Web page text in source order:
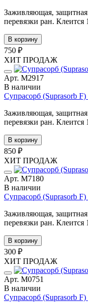
Заживляющая, защитная
перевязки ран. Клеится
В корзину
750 ₽
ХИТ ПРОДАЖ
Арт. М2917
В наличии
Супрасорб (Suprasorb
Заживляющая, защитная
перевязки ран. Клеится
В корзину
850 ₽
ХИТ ПРОДАЖ
Арт. М7180
В наличии
Супрасорб (Suprasorb
Заживляющая, защитная
перевязки ран. Клеится
В корзину
300 ₽
ХИТ ПРОДАЖ
Арт. М0751
В наличии
Супрасорб (Suprasorb